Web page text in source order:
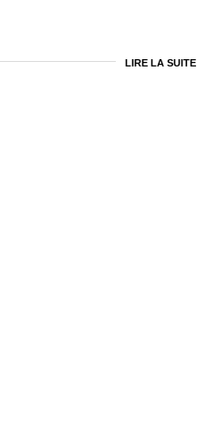
LIRE LA SUITE